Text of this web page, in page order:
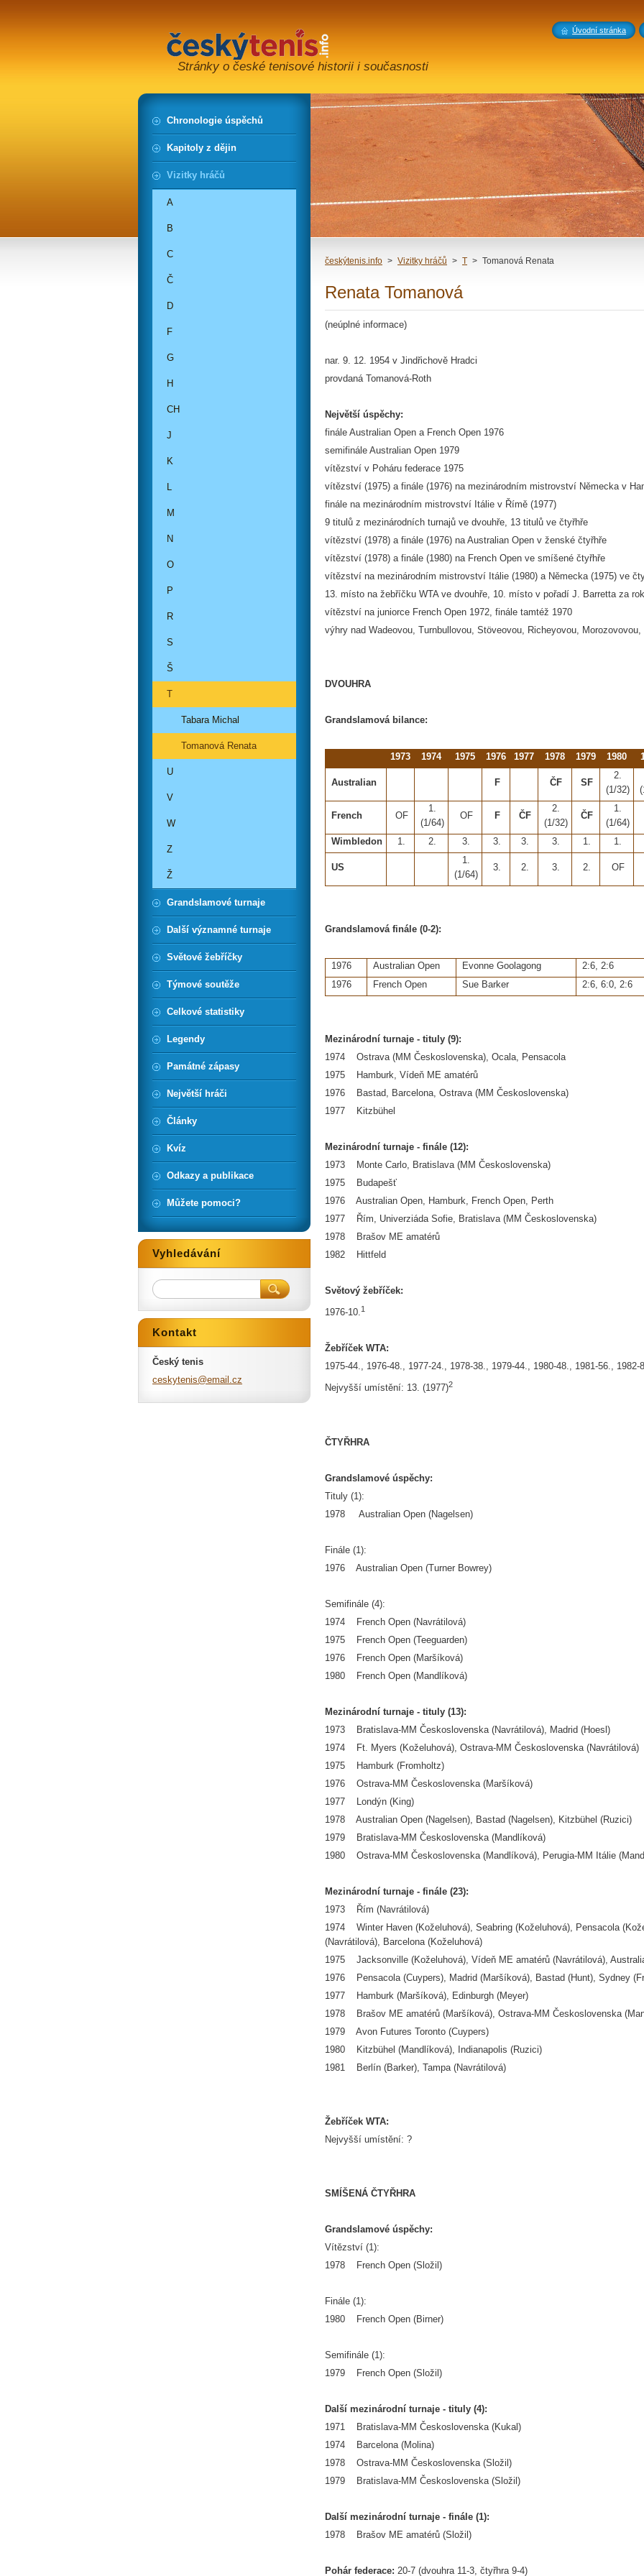
Stránky o české tenisové historii i současnosti
českýtenis.info > Vizitky hráčů > T > Tomanová Renata
Renata Tomanová
(neúplné informace)
nar. 9. 12. 1954 v Jindřichově Hradci
provdaná Tomanová-Roth
Největší úspěchy:
finále Australian Open a French Open 1976
semifinále Australian Open 1979
vítězství v Poháru federace 1975
vítězství (1975) a finále (1976) na mezinárodním mistrovství Německa v
finále na mezinárodním mistrovství Itálie v Římě (1977)
9 titulů z mezinárodních turnajů ve dvouhře, 13 titulů ve čtyřhře
vítězství (1978) a finále (1976) na Australian Open v ženské čtyřhře
vítězství (1978) a finále (1980) na French Open ve smíšené čtyřhře
vítězství na mezinárodním mistrovství Itálie (1980) a Německa (1975) ve
13. místo na žebříčku WTA ve dvouhře, 10. místo v pořadí J. Barretta za
vítězství na juniorce French Open 1972, finále tamtéž 1970
výhry nad Wadeovou, Turnbullovou, Stöveovou, Richeyovou,
DVOUHRA
Grandslamová bilance:
1973 1974 1975 1976 1977 1978 1979 1980
Australian F ČF SF
2.
(1/32)
French OF
1.
(1/64)
OF F ČF
2.
(1/32)
ČF
1.
(1/64)
Wimbledon
1. 2. 3. 3. 3. 3. 1. 1.
US
1.
(1/64)
3. 2. 3. 2. OF
Grandslamová finále (0-2):
1976 Australian Open Evonne Goolagong
2:6, 2:6
1976
French Open Sue Barker 2:6, 6:0, 2:6
Mezinárodní turnaje - tituly (9):
1974 Ostrava (MM Československa), Ocala, Pensacola
1975 Hamburk, Vídeň ME amatérů
1976 Bastad, Barcelona, Ostrava (MM Československa)
1977 Kitzbühel
Mezinárodní turnaje - finále (12):
1973 Monte Carlo, Bratislava (MM Československa)
1975 Budapešť
1976 Australian Open, Hamburk, French Open, Perth
1977 Řím, Univerziáda Sofie, Bratislava (MM Československa)
1978 Brašov ME amatérů
1982 Hittfeld
Světový žebříček:
1976-10.1
Žebříček WTA:
1975-44., 1976-48., 1977-24., 1978-38., 1979-44., 1980-48., 1981-56., 1982-
Nejvyšší umístění: 13. (1977)2
ČTYŘHRA
Grandslamové úspěchy:
Tituly (1):
1978 Australian Open (Nagelsen)
Finále (1):
1976 Australian Open (Turner Bowrey)
Semifinále (4):
1974 French Open (Navrátilová)
1975 French Open (Teeguarden)
1976 French Open (Maršíková)
1980 French Open (Mandlíková)
Mezinárodní turnaje - tituly (13):
1973 Bratislava-MM Československa (Navrátilová), Madrid (Hoesl)
1974 Ft. Myers (Koželuhová), Ostrava-MM Československa (Navrátilová)
1975 Hamburk (Fromholtz)
1976 Ostrava-MM Československa (Maršíková)
1977 Londýn (King)
1978 Australian Open (Nagelsen), Bastad (Nagelsen), Kitzbühel (Ruzici)
1979 Bratislava-MM Československa (Mandlíková)
1980 Ostrava-MM Československa (Mandlíková), Perugia-MM Itálie
Mezinárodní turnaje - finále (23):
1973 Řím (Navrátilová)
1974 Winter Haven (Koželuhová), Seabring (Koželuhová), Pensacola
(Navrátilová), Barcelona (Koželuhová)
1975 Jacksonville (Koželuhová), Vídeň ME amatérů (Navrátilová),
1976 Pensacola (Cuypers), Madrid (Maršíková), Bastad (Hunt), Sydney
1977 Hamburk (Maršíková), Edinburgh (Meyer)
1978 Brašov ME amatérů (Maršíková), Ostrava-MM Československa
1979 Avon Futures Toronto (Cuypers)
1980 Kitzbühel (Mandlíková), Indianapolis (Ruzici)
1981 Berlín (Barker), Tampa (Navrátilová)
Žebříček WTA:
Nejvyšší umístění: ?
SMÍŠENÁ ČTYŘHRA
Grandslamové úspěchy:
Vítězství (1):
1978 French Open (Složil)
Finále (1):
1980 French Open (Birner)
Semifinále (1):
1979 French Open (Složil)
Další mezinárodní turnaje - tituly (4):
1971 Bratislava-MM Československa (Kukal)
1974 Barcelona (Molina)
1978 Ostrava-MM Československa (Složil)
1979 Bratislava-MM Československa (Složil)
Další mezinárodní turnaje - finále (1):
1978 Brašov ME amatérů (Složil)
Pohár federace: 20-7 (dvouhra 11-3, čtyřhra 9-4)
Chronologie úspěchů
Kapitoly z dějin
Vizitky hráčů
A
B
C
Č
D
F
G
H
CH
J
K
L
M
N
O
P
R
S
Š
T
Tabara Michal
Tomanová Renata
U
V
W
Z
Ž
Grandslamové turnaje
Další významné turnaje
Světové žebříčky
Týmové soutěže
Celkové statistiky
Legendy
Památné zápasy
Největší hráči
Články
Kvíz
Odkazy a publikace
Můžete pomoci?
Vyhledávání
Kontakt
Český tenis
ceskytenis@email .cz
Úvodní stránka